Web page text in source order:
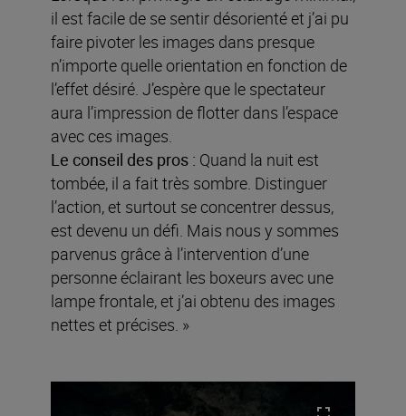
il est facile de se sentir désorienté et j’ai pu
faire pivoter les images dans presque
n’importe quelle orientation en fonction de
l’effet désiré. J’espère que le spectateur
aura l’impression de flotter dans l’espace
avec ces images.
Le conseil des pros : Quand la nuit est
tombée, il a fait très sombre. Distinguer
l’action, et surtout se concentrer dessus,
est devenu un défi. Mais nous y sommes
parvenus grâce à l’intervention d’une
personne éclairant les boxeurs avec une
lampe frontale, et j’ai obtenu des images
nettes et précises. »